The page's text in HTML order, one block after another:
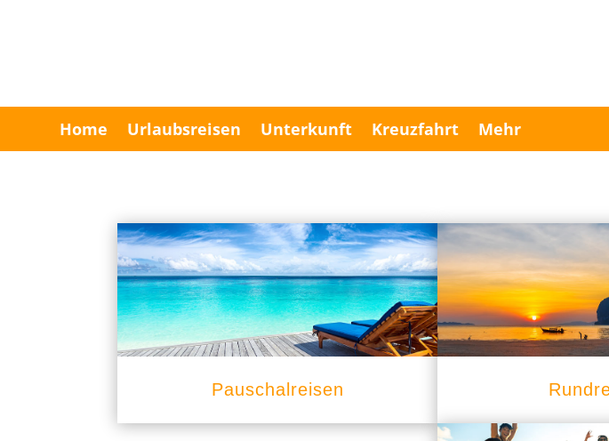
Home Urlaubsreisen Unterkunft Kreuzfahrt Mehr
Pauschalreisen